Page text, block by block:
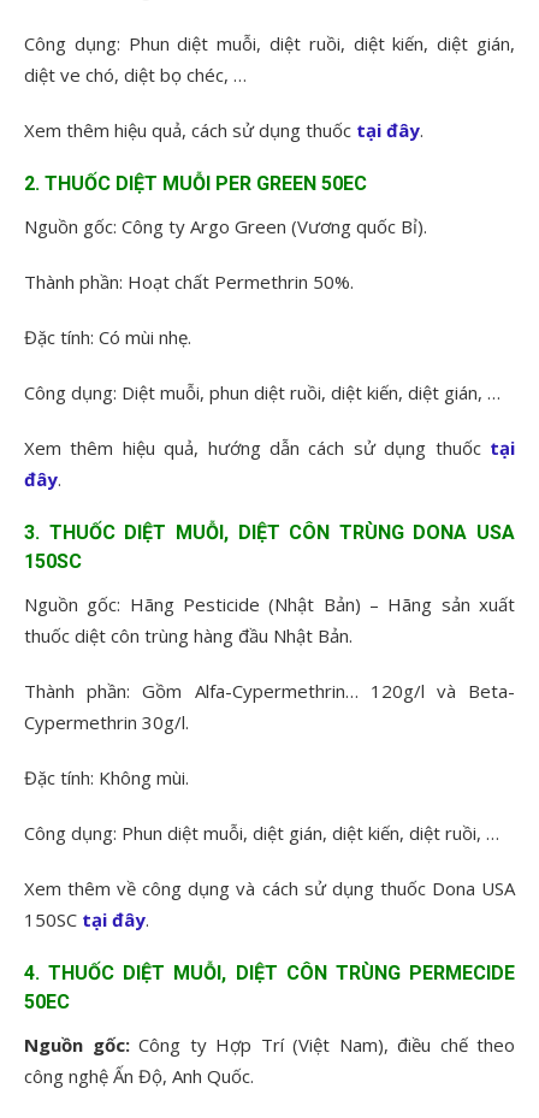
Công dụng: Phun diệt muỗi, diệt ruồi, diệt kiến, diệt gián,
diệt ve chó, diệt bọ chéc, …
Xem thêm hiệu quả, cách sử dụng thuốc tại đây.
2. THUỐC DIỆT MUỖI PER GREEN 50EC
Nguồn gốc: Công ty Argo Green (Vương quốc Bỉ).
Thành phần: Hoạt chất Permethrin 50%.
Đặc tính: Có mùi nhẹ.
Công dụng: Diệt muỗi, phun diệt ruồi, diệt kiến, diệt gián, …
Xem thêm hiệu quả, hướng dẫn cách sử dụng thuốc tại
đây.
3. THUỐC DIỆT MUỖI, DIỆT CÔN TRÙNG DONA USA
150SC
Nguồn gốc: Hãng Pesticide (Nhật Bản) – Hãng sản xuất
thuốc diệt côn trùng hàng đầu Nhật Bản.
Thành phần: Gồm Alfa-Cypermethrin… 120g/l và Beta-
Cypermethrin 30g/l.
Đặc tính: Không mùi.
Công dụng: Phun diệt muỗi, diệt gián, diệt kiến, diệt ruồi, …
Xem thêm về công dụng và cách sử dụng thuốc Dona USA
150SC tại đây.
4. THUỐC DIỆT MUỖI, DIỆT CÔN TRÙNG PERMECIDE
50EC
Nguồn gốc: Công ty Hợp Trí (Việt Nam), điều chế theo
công nghệ Ấn Độ, Anh Quốc.